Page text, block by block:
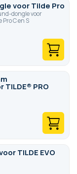
voor Tilde Pro
dongle voor
C en S
PRO
TILDE EVO